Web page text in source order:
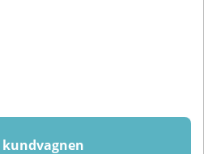
kundvagnen